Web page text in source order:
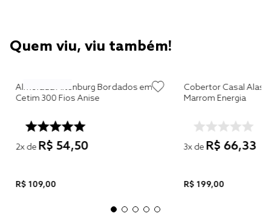
Quem viu, viu também!
Almofada Altenburg Bordados em
Cetim 300 Fios Anise
2x de R$ 54,50
R$ 109,00
Cobertor Casal
Marrom Energia
3x de R$ 66,33
R$ 199,00